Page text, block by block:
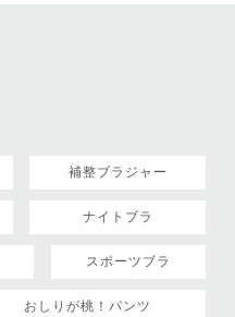
補整ブラジャー
ナイトブラ
スポーツブラ
おしりが桃！パンツ